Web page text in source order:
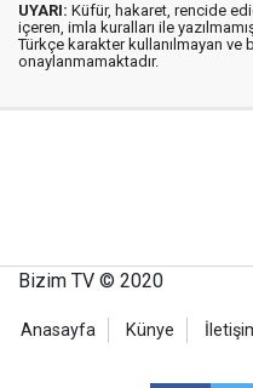
UYARI: Küfür, hakaret, rencide
içeren, imla kuralları ile
Türkçe karakter kullanılmayan ve
onaylanmamaktadır.
Bizim TV © 2020
Anasayfa Künye